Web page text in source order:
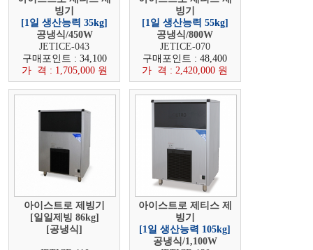
빙기
[1일 생산능력 35kg]
공냉식/450W
JETICE-043
구매포인트 : 34,100
가 격 : 1,705,000 원
빙기
[1일 생산능력 55kg]
공냉식/800W
JETICE-070
구매포인트 : 48,400
가 격 : 2,420,000 원
아이스트로 제빙기
[일일제빙 86kg]
[공냉식]
아이스트로 제티스 제
빙기
[1일 생산능력 105kg]
공냉식/1,100W